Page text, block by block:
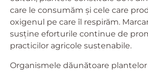
care le consumăm și cele care
oxigenul pe care îl respirăm.
susține eforturile continue de
practicilor agricole sustenabile.
Organismele dăunătoare